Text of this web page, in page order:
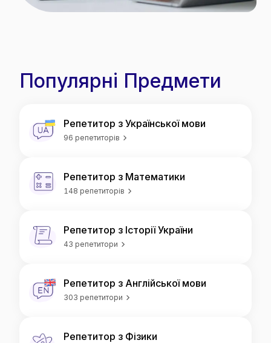
Популярні Предмети
Репетитор з Української мови
96 репетиторів
Репетитор з Математики
148 репетиторів
Репетитор з Історії України
43 репетитори
Репетитор з Англійської мови
303 репетитори
Репетитор з Фізики